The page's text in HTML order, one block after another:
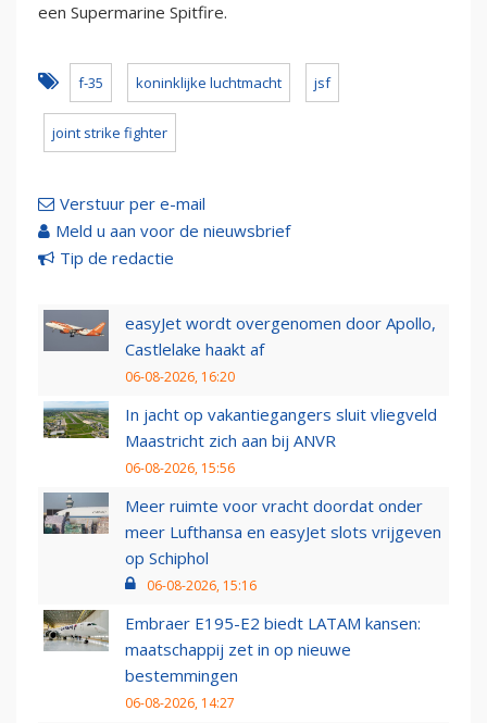
een Supermarine Spitfire.
f-35 koninklijke luchtmacht jsf
joint strike fighter
Verstuur per e-mail
Meld u aan voor de nieuwsbrief
Tip de redactie
easyJet wordt overgenomen door Apollo,
Castlelake haakt af
06-08-2026, 16:20
In jacht op vakantiegangers sluit vliegveld
Maastricht zich aan bij ANVR
06-08-2026, 15:56
Meer ruimte voor vracht doordat onder
meer Lufthansa en easyJet slots vrijgeven
op Schiphol
06-08-2026, 15:16
Embraer E195-E2 biedt LATAM kansen:
maatschappij zet in op nieuwe
bestemmingen
06-08-2026, 14:27